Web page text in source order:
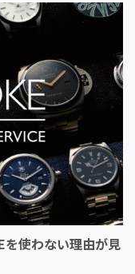
を使わない理由が見